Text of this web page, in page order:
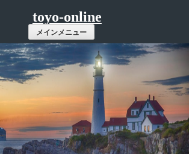
toyo-online
メインメニュー